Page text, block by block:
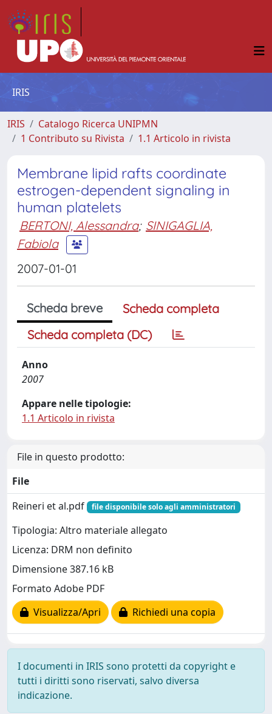
IRIS
IRIS
Catalogo Ricerca UNIPMN
1 Contributo su Rivista
1.1 Articolo in rivista
Membrane lipid rafts coordinate
estrogen-dependent signaling in
human platelets
BERTONI, Alessandra; SINIGAGLIA,
Fabiola
2007-01-01
Scheda breve
Scheda completa
Scheda completa (DC)
Anno
2007
Appare nelle tipologie:
1.1 Articolo in rivista
File in questo prodotto:
File
Reineri et al.pdf
file disponibile solo agli amministratori
Tipologia: Altro materiale allegato
Licenza: DRM non definito
Dimensione 387.16 kB
Formato Adobe PDF
Visualizza/Apri
Richiedi una copia
I documenti in IRIS sono protetti da copyright e
tutti i diritti sono riservati, salvo diversa
indicazione.